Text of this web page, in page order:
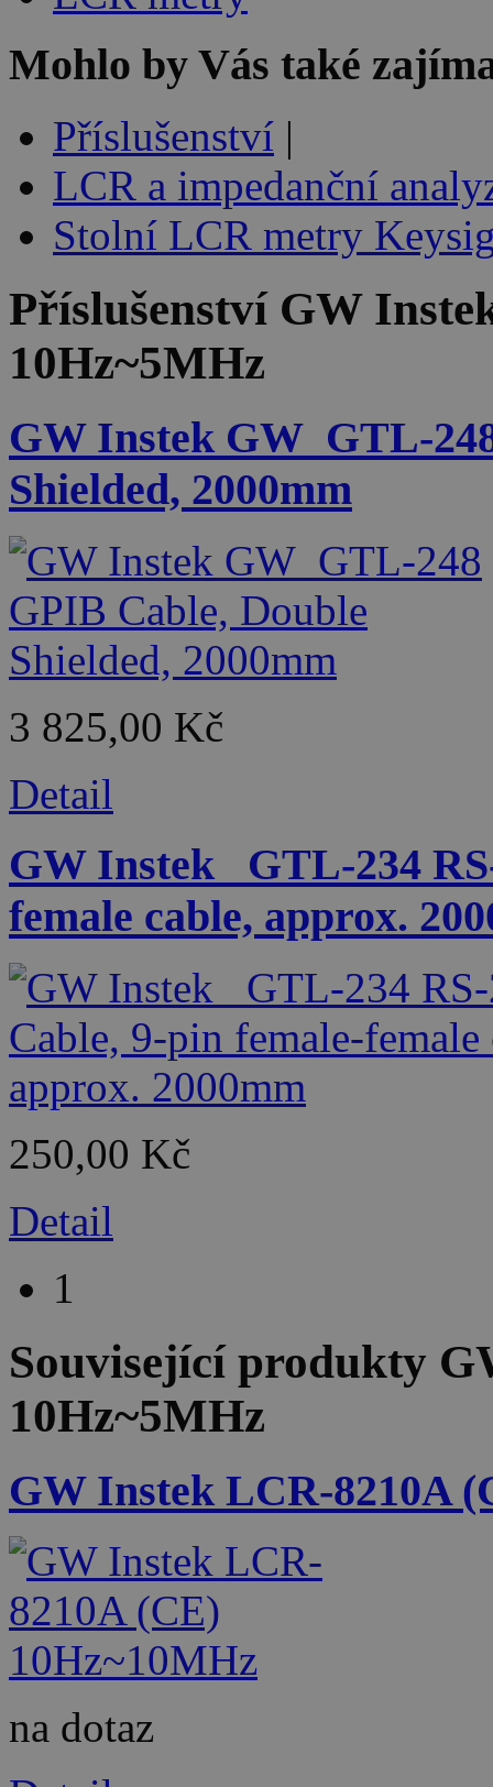
Mohlo by Vás také
Příslušenství |
LCR a impedanční
Stolní LCR metry
Příslušenství GW
10Hz~5MHz
GW Instek GW_GTL-
Shielded, 2000mm
3 825,00 Kč
Detail
GW Instek_ GTL-234
female cable, approx.
250,00 Kč
Detail
1
Související produkty
10Hz~5MHz
GW Instek LCR-8210A
na dotaz